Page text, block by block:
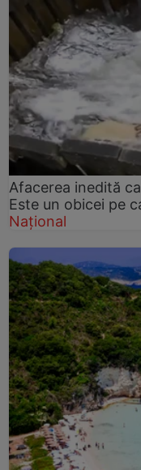
Afacerea inedită
Este un obicei pe
Național